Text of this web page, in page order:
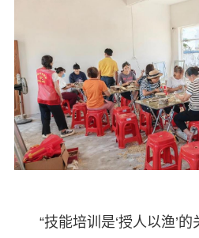
“技能培训是‘授人以渔’